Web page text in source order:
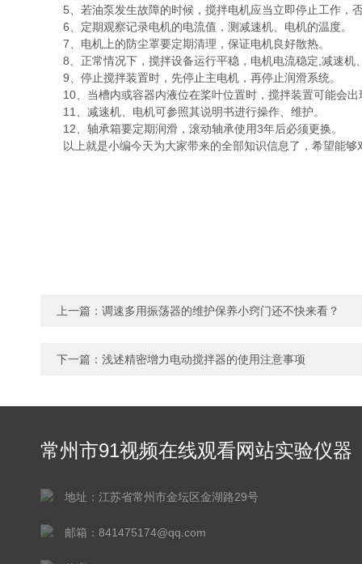
5、若油泵发生故障的时候，搅拌电机应当立即停止工作，
6、定期观察记录电机的电流值，测减速机、电机的温度。
7、电机上的防尘罩要定期清理，保证电机良好散热。
8、正常情况下，搅拌设备运行平稳，电机电流稳定,减速机
9、停止搅拌装置时，先停止主电机，再停止润滑系统。
10、当槽内或容器内液位在桨叶位置时，搅拌装置可能会出
11、减速机、电机可参照其说明书进行操作、维护。
12、轴承箱要定期润滑，滚动轴承使用3年后必须更换。
以上就是小编今天为大家带来的全部知识信息了，希望能够
上一篇： 调速多用振荡器的维护保养小窍门还不快来看？
下一篇： 浅述精密增力电动搅拌器的使用注意事项
常州市91视频在线观看网站实验仪器
地址：江苏省常州市金坛区金湖路29号
邮箱：841475174@qq.com